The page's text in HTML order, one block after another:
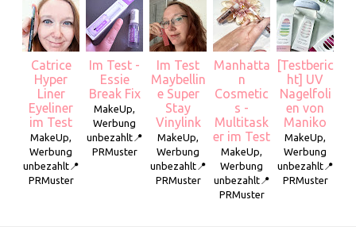
Catrice
Hyper
Liner
Eyeliner
im Test
MakeUp,
Werbung
unbezahlt📍
PRMuster
Im Test -
Essie
Break Fix
MakeUp,
Werbung
unbezahlt📍
PRMuster
Im Test
Maybellin
e Super
Stay
Vinylink
MakeUp,
Werbung
unbezahlt📍
PRMuster
Manhatta
n
Cosmetic
s -
Multitask
er im Test
MakeUp,
Werbung
unbezahlt📍
PRMuster
[Testberic
ht] UV
Nagelfoli
en von
Maniko
MakeUp,
Werbung
unbezahlt📍
PRMuster